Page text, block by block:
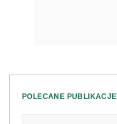
POLECANE PUBLIKACJE